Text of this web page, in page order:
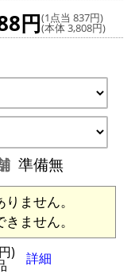
円(1点当 837円)
(本体 3,808円)
準備無
ません。
ません。
) 詳細